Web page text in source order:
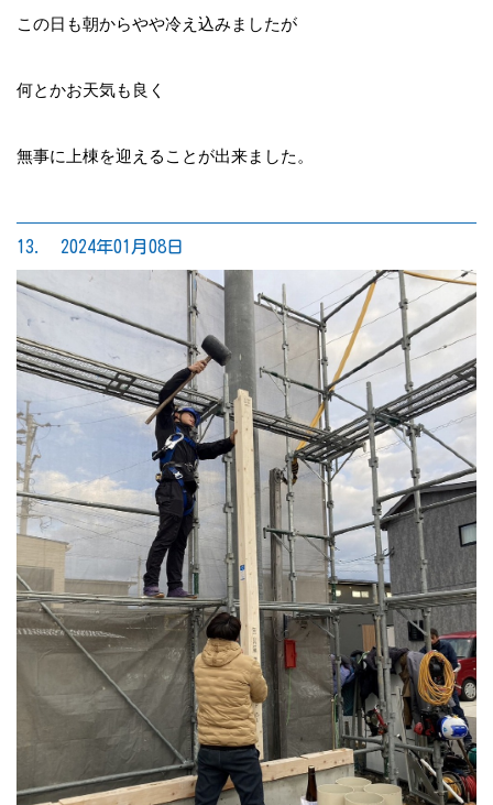
この日も朝からやや冷え込みましたが
何とかお天気も良く
無事に上棟を迎えることが出来ました。
13. 2024年01月08日